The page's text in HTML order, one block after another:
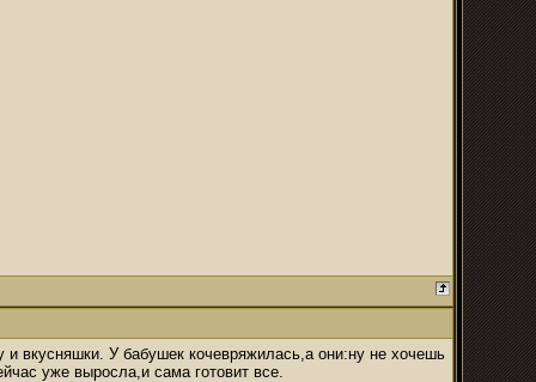
вкусняшки. У бабушек кочевряжилась,а они:ну не хочешь
уже выросла,и сама готовит все.